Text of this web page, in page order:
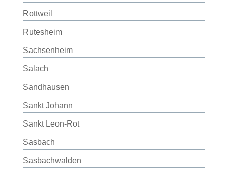
Rottweil
Rutesheim
Sachsenheim
Salach
Sandhausen
Sankt Johann
Sankt Leon-Rot
Sasbach
Sasbachwalden